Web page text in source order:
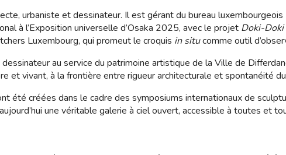
urbaniste et dessinateur. Il est gérant du bureau luxembourgeois
à l’Exposition universelle d’Osaka 2025, avec le projet Doki-Doki
Luxembourg, qui promeut le croquis in situcomme outil
au service du patrimoine artistique de la Ville de
et vivant, à la frontière entre rigueur architecturale et spontanéité
été créées dans le cadre des symposiums internationaux de
une véritable galerie à ciel ouvert, accessible à toutes et